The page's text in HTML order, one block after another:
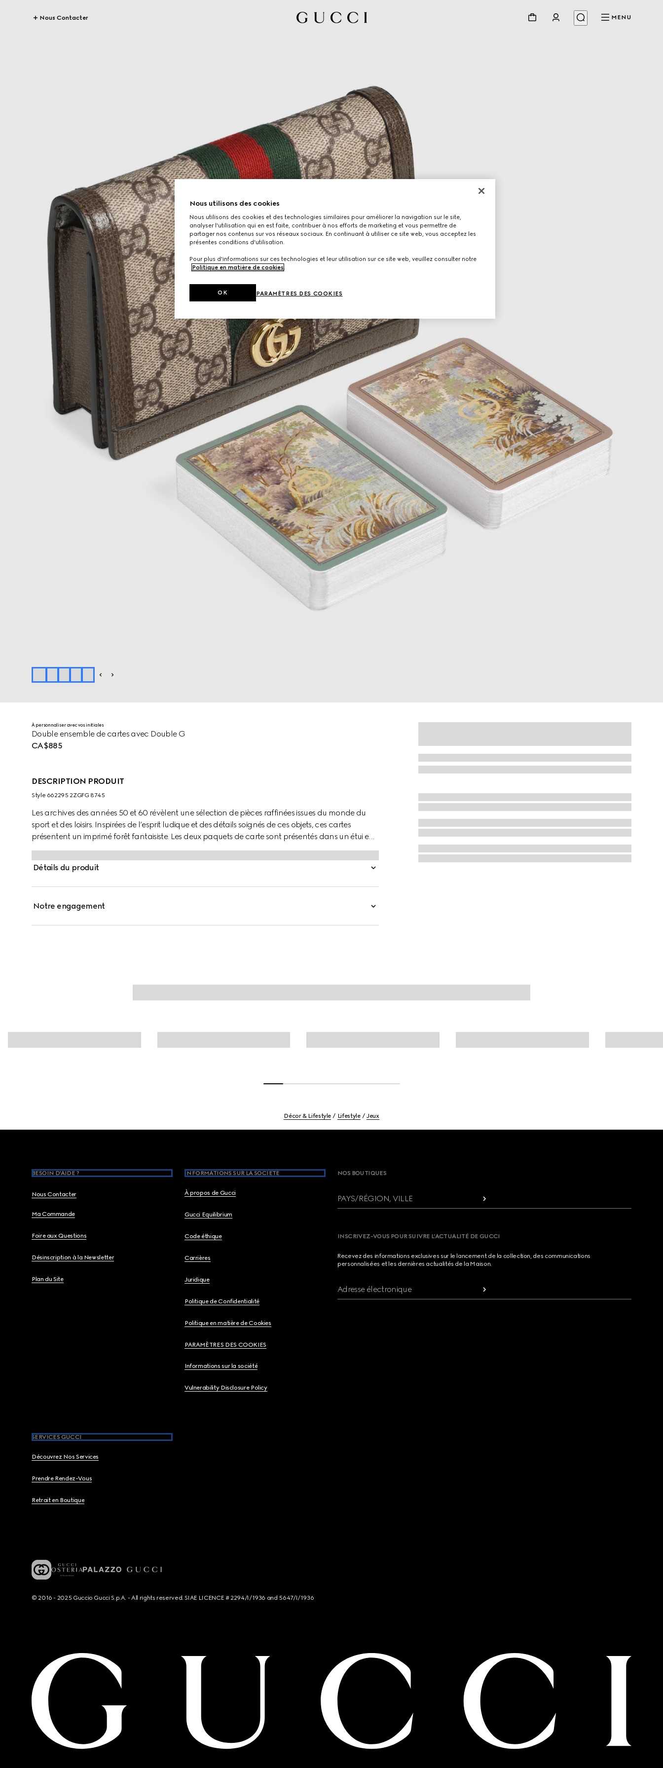
Nous Contacter MENU
À personnaliser avec vos initiales
Double ensemble de cartes avec Double G
CA$885
DESCRIPTION PRODUIT
Style ‎662295 2ZGFG 8745
Les archives des années 50 et 60 révèlent une sélection de pièces raffinées issues du monde du
sport et des loisirs. Inspirées de l’esprit ludique et des détails soignés de ces objets, ces cartes
présentent un imprimé forêt fantaisiste. Les deux paquets de carte sont présentés dans un étui en
toile GG Supreme orné du Double G et de la bande Web, des emblèmes issus des racines équestre
de la Maison qui témoignent des inspirations vintage à l’œuvre dans cet ensemble de cartes.
Détails du produit
Notre engagement
Décor & Lifestyle Lifestyle Jeux
BESOIN D'AIDE ?
Nous Contacter
Ma Commande
Foire aux Questions
Désinscription à la Newsletter
Plan du Site
INFORMATIONS SUR LA SOCIETE
À propos de Gucci
Gucci Equilibrium
Code éthique
Carrières
Juridique
Politique de Confidentialité
Politique en matière de Cookies
PARAMÈTRES DES COOKIES
Informations sur la société
Vulnerability Disclosure Policy
SERVICES GUCCI
Découvrez Nos Services
Prendre Rendez-Vous
Retrait en Boutique
NOS BOUTIQUES
PAYS/RÉGION, VILLE
INSCRIVEZ-VOUS POUR SUIVRE L’ACTUALITÉ DE GUCCI
Recevez des informations exclusives sur le lancement de la collection, des communications
personnalisées et les dernières actualités de la Maison.
Adresse électronique
© 2016 - 2025 Guccio Gucci S.p.A. - All rights reserved. SIAE LICENCE # 2294/I/1936 and 5647/I/1936
Nous utilisons des cookies
Nous utilisons des cookies et des technologies similaires pour améliorer la navigation sur le site,
analyser l'utilisation qui en est faite, contribuer à nos efforts de marketing et vous permettre de
partager nos contenus sur vos réseaux sociaux. En continuant à utiliser ce site web, vous acceptez les
présentes conditions d'utilisation.
Pour plus d'informations sur ces technologies et leur utilisation sur ce site web, veuillez consulter notre
Politique en matière de cookies
PARAMÈTRES DES COOKIES
OK